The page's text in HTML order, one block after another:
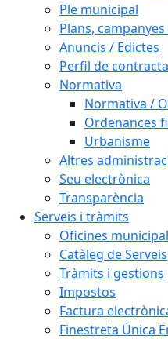
Ple municipal
Plans,
Anuncis / Edictes
Perfil de
Normativa
Normativa /
Ordenances
Urbanisme
Altres
Seu electrònica
Transparència
Serveis i tràmits
Oficines
Catàleg de Serveis
Tràmits i gestions
Impostos
Factura
Finestreta Única